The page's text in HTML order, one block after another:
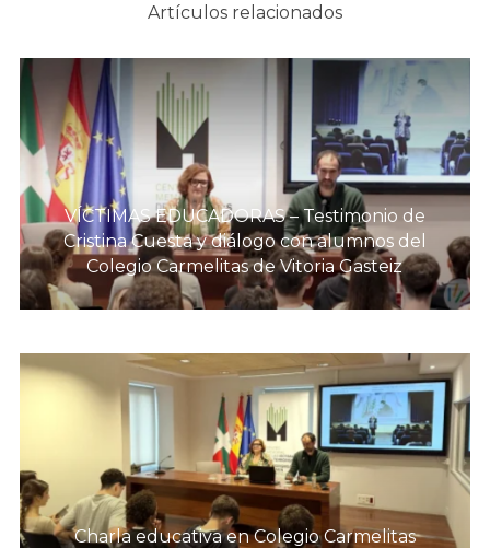
Artículos relacionados
VÍCTIMAS EDUCADORAS – Testimonio de
Cristina Cuesta y diálogo con alumnos del
Colegio Carmelitas de Vitoria Gasteiz
Charla educativa en Colegio Carmelitas